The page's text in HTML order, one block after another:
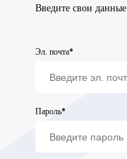
Введите свои данные
Эл. почта*
Пароль*